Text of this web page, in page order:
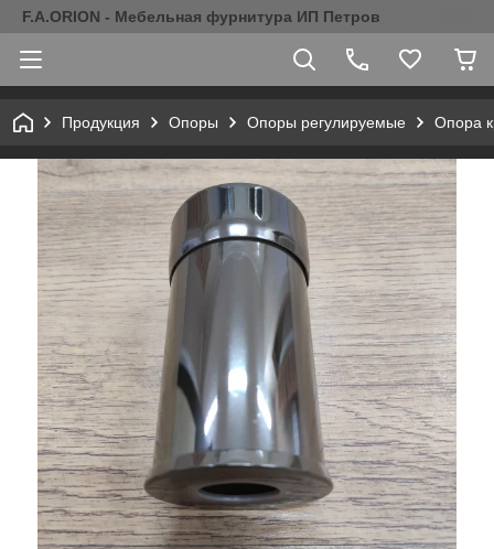
F.A.ORION - Мебельная фурнитура ИП Петров
Продукция Опоры Опоры регулируемые Опора